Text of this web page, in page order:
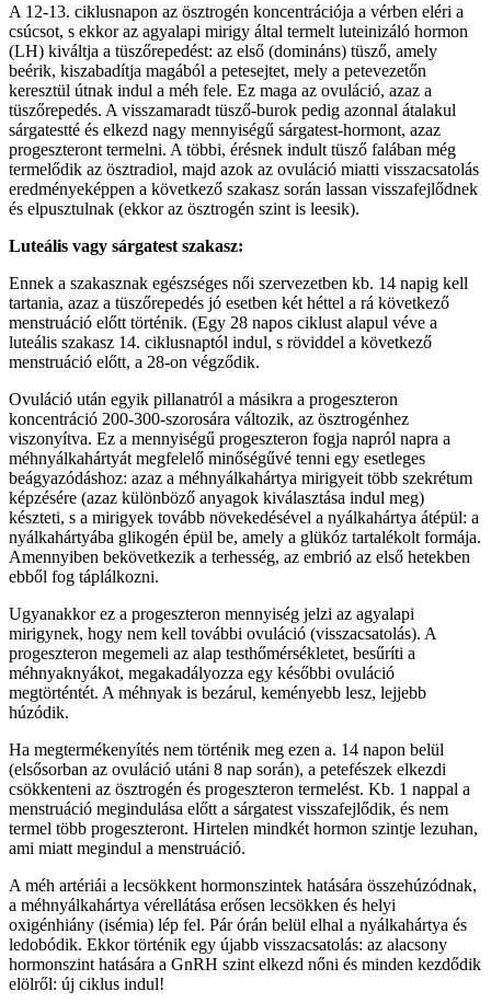
A 12-13. ciklusnapon az ösztrogén koncentrációja a vérben eléri a
csúcsot, s ekkor az agyalapi mirigy által termelt luteinizáló hormon
(LH) kiváltja a tüszőrepedést: az első (domináns) tüsző, amely
beérik, kiszabadítja magából a petesejtet, mely a petevezetőn
keresztül útnak indul a méh fele. Ez maga az ovuláció, azaz a
tüszőrepedés. A visszamaradt tüsző-burok pedig azonnal átalakul
sárgatestté és elkezd nagy mennyiségű sárgatest-hormont, azaz
progeszteront termelni. A többi, érésnek indult tüsző falában még
termelődik az ösztradiol, majd azok az ovuláció miatti visszacsatolás
eredményeképpen a következő szakasz során lassan visszafejlődnek
és elpusztulnak (ekkor az ösztrogén szint is leesik).
Luteális vagy sárgatest szakasz:
Ennek a szakasznak egészséges női szervezetben kb. 14 napig kell
tartania, azaz a tüszőrepedés jó esetben két héttel a rá következő
menstruáció előtt történik. (Egy 28 napos ciklust alapul véve a
luteális szakasz 14. ciklusnaptól indul, s röviddel a következő
menstruáció előtt, a 28-on végződik.
Ovuláció után egyik pillanatról a másikra a progeszteron
koncentráció 200-300-szorosára változik, az ösztrogénhez
viszonyítva. Ez a mennyiségű progeszteron fogja napról napra a
méhnyálkahártyát megfelelő minőségűvé tenni egy esetleges
beágyazódáshoz: azaz a méhnyálkahártya mirigyeit több szekrétum
képzésére (azaz különböző anyagok kiválasztása indul meg)
készteti, s a mirigyek tovább növekedésével a nyálkahártya átépül: a
nyálkahártyába glikogén épül be, amely a glükóz tartalékolt formája.
Amennyiben bekövetkezik a terhesség, az embrió az első hetekben
ebből fog táplálkozni.
Ugyanakkor ez a progeszteron mennyiség jelzi az agyalapi
mirigynek, hogy nem kell további ovuláció (visszacsatolás). A
progeszteron megemeli az alap testhőmérsékletet, besűríti a
méhnyaknyákot, megakadályozza egy későbbi ovuláció
megtörténtét. A méhnyak is bezárul, keményebb lesz, lejjebb
húzódik.
Ha megtermékenyítés nem történik meg ezen a. 14 napon belül
(elsősorban az ovuláció utáni 8 nap során), a petefészek elkezdi
csökkenteni az ösztrogén és progeszteron termelést. Kb. 1 nappal a
menstruáció megindulása előtt a sárgatest visszafejlődik, és nem
termel több progeszteront. Hirtelen mindkét hormon szintje lezuhan,
ami miatt megindul a menstruáció.
A méh artériái a lecsökkent hormonszintek hatására összehúzódnak,
a méhnyálkahártya vérellátása erősen lecsökken és helyi
oxigénhiány (isémia) lép fel. Pár órán belül elhal a nyálkahártya és
ledobódik. Ekkor történik egy újabb visszacsatolás: az alacsony
hormonszint hatására a GnRH szint elkezd nőni és minden kezdődik
elölről: új ciklus indul!